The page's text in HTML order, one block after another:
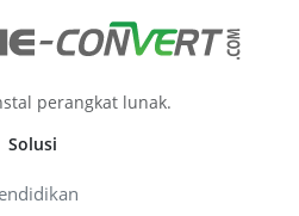
perangkat lunak.
Solusi